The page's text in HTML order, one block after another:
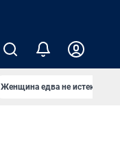
Женщина едва не истекла